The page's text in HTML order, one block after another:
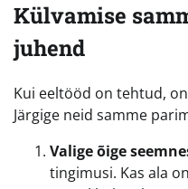
Külvamise
juhend
Kui eeltööd on tehtud,
Järgige neid samme
Valige õige
tingimusi. Kas ala